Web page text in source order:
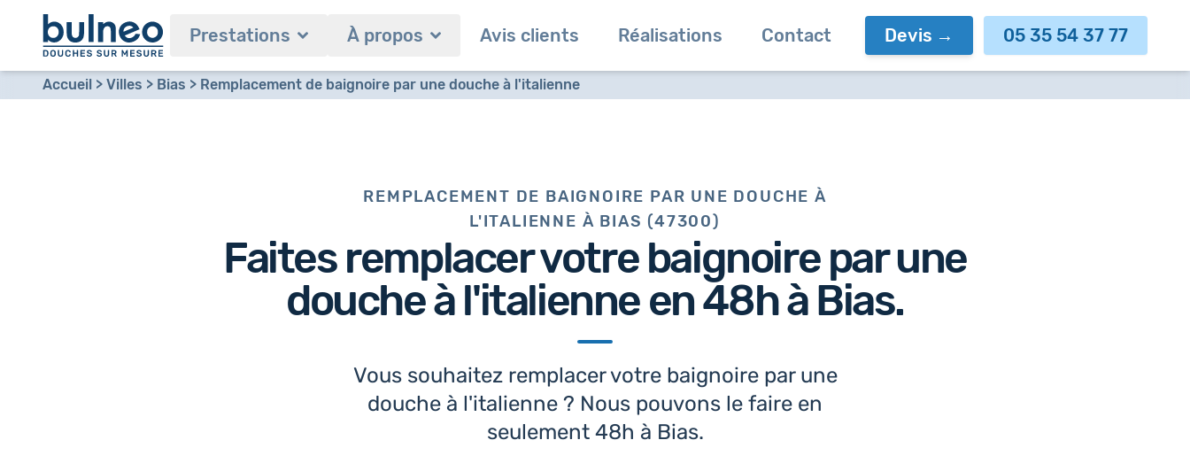
Prestations À propos Avis clients Réalisations Contact Devis 05 35 54 37 77
Accueil Villes Bias Remplacement de baignoire par une douche à l'italienne
REMPLACEMENT DE BAIGNOIRE PAR UNE DOUCHE À
L'ITALIENNE À BIAS (47300)
Faites remplacer votre baignoire parune
douche à l'italienne en 48hà Bias.
Vous souhaitez remplacer votre baignoire par une
douche à l'italienne ? Nous pouvons le faire en
seulement 48h à Bias.